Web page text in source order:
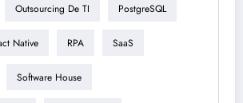
Outsourcing De TI PostgreSQL
Native RPA SaaS
Software House